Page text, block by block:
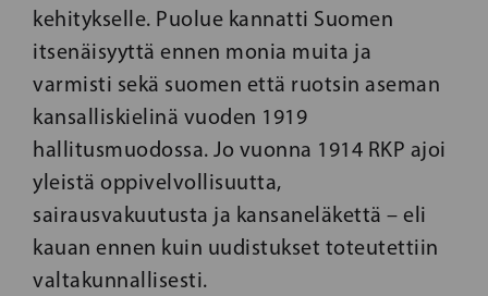
kehitykselle. Puolue kannatti Suomen
itsenäisyyttä ennen monia muita ja
varmisti sekä suomen että ruotsin aseman
kansalliskielinä vuoden 1919
hallitusmuodossa. Jo vuonna 1914 RKP ajoi
yleistä oppivelvollisuutta,
sairausvakuutusta ja kansaneläkettä – eli
kauan ennen kuin uudistukset toteutettiin
valtakunnallisesti.